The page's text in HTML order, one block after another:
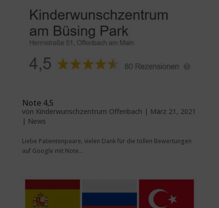
Note 4,5
von Kinderwunschzentrum Offenbach | März 21, 2021
| News
Liebe Patientenpaare, vielen Dank für die tollen Bewertungen
auf Google mit Note...